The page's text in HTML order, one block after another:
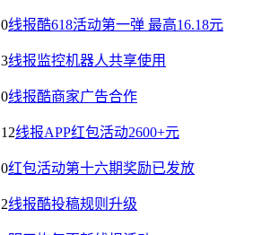
0线报酷618活动第一弹 最高16.18元
3线报监控机器人共享使用
0线报酷商家广告合作
12线报APP红包活动2600+元
0红包活动第十六期奖励已发放
2线报酷投稿规则升级